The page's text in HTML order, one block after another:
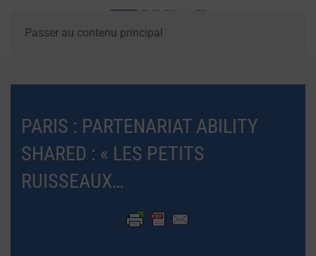
Passer au contenu principal
PARIS : PARTENARIAT ABILITY
SHARED : « LES PETITS
RUISSEAUX…